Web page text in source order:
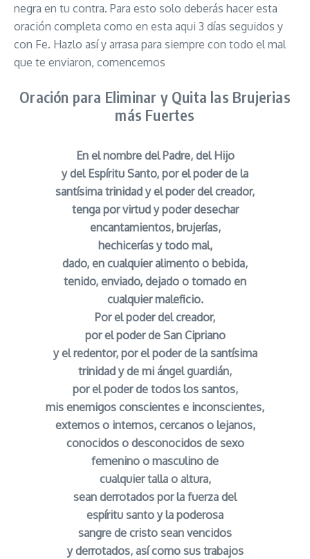
negra en tu contra. Para esto solo deberás hacer esta
oración completa como en esta aqui 3 días seguidos y
con Fe. Hazlo así y arrasa para siempre con todo el mal
que te enviaron, comencemos
Oración para Eliminar y Quita las Brujerias
más Fuertes
En el nombre del Padre, del Hijo
y del Espíritu Santo, por el poder de la
santísima trinidad y el poder del creador,
tenga por virtud y poder desechar
encantamientos, brujerías,
hechicerías y todo mal,
dado, en cualquier alimento o bebida,
tenido, enviado, dejado o tomado en
cualquier maleficio.
Por el poder del creador,
por el poder de San Cipriano
y el redentor, por el poder de la santísima
trinidad y de mi ángel guardián,
por el poder de todos los santos,
mis enemigos conscientes e inconscientes,
externos o internos, cercanos o lejanos,
conocidos o desconocidos de sexo
femenino o masculino de
cualquier talla o altura,
sean derrotados por la fuerza del
espíritu santo y la poderosa
sangre de cristo sean vencidos
y derrotados, así como sus trabajos